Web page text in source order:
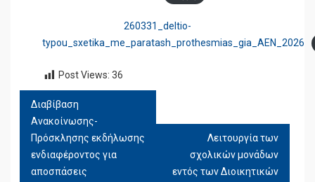
260331_deltio-
typou_sxetika_me_paratash_prothesmias_gia_AEN_2026
Post Views: 36
ΠΛΟΉΓΗΣΗ
ΆΡΘΡΩΝ
Διαβίβαση
Ανακοίνωσης-
Πρόσκλησης εκδήλωσης
ενδιαφέροντος για
αποσπάσεις
Λειτουργία των
σχολικών μονάδων
εντός των Διοικητικών